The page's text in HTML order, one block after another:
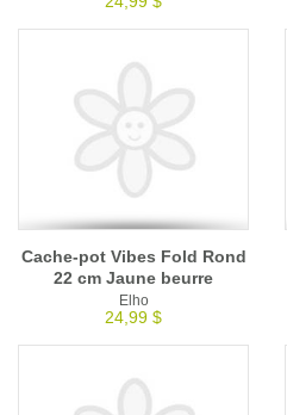
Cache-pot Vibes Fold Rond
22 cm Jaune beurre
Elho
24,99 $